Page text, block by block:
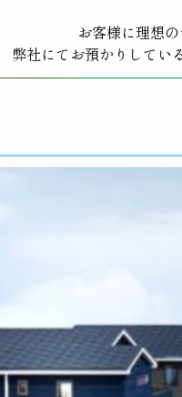
お客様に理想
弊社にてお預かりしてい